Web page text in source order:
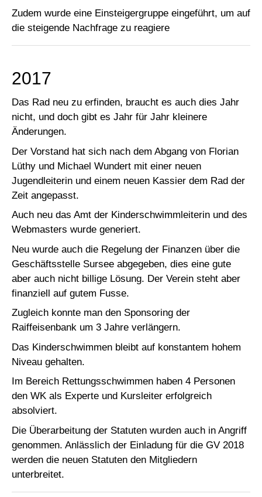
Zudem wurde eine Einsteigergruppe eingeführt, um auf
die steigende Nachfrage zu reagiere
2017
Das Rad neu zu erfinden, braucht es auch dies Jahr
nicht, und doch gibt es Jahr für Jahr kleinere
Änderungen.
Der Vorstand hat sich nach dem Abgang von Florian
Lüthy und Michael Wundert mit einer neuen
Jugendleiterin und einem neuen Kassier dem Rad der
Zeit angepasst.
Auch neu das Amt der Kinderschwimmleiterin und des
Webmasters wurde generiert.
Neu wurde auch die Regelung der Finanzen über die
Geschäftsstelle Sursee abgegeben, dies eine gute
aber auch nicht billige Lösung. Der Verein steht aber
finanziell auf gutem Fusse.
Zugleich konnte man den Sponsoring der
Raiffeisenbank um 3 Jahre verlängern.
Das Kinderschwimmen bleibt auf konstantem hohem
Niveau gehalten.
Im Bereich Rettungsschwimmen haben 4 Personen
den WK als Experte und Kursleiter erfolgreich
absolviert.
Die Überarbeitung der Statuten wurden auch in Angriff
genommen. Anlässlich der Einladung für die GV 2018
werden die neuen Statuten den Mitgliedern
unterbreitet.